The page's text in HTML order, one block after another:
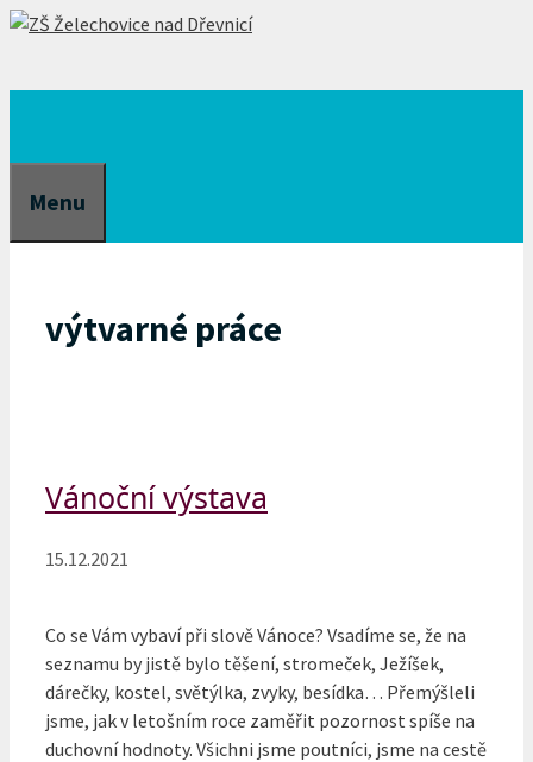
Přeskočit
Menu
výtvarné práce
Vánoční výstava
15.12.2021
Co se Vám vybaví při slově Vánoce? Vsadíme se, že na
seznamu by jistě bylo těšení, stromeček, Ježíšek,
dárečky, kostel, světýlka, zvyky, besídka… Přemýšleli
jsme, jak v letošním roce zaměřit pozornost spíše na
duchovní hodnoty. Všichni jsme poutníci, jsme na cestě